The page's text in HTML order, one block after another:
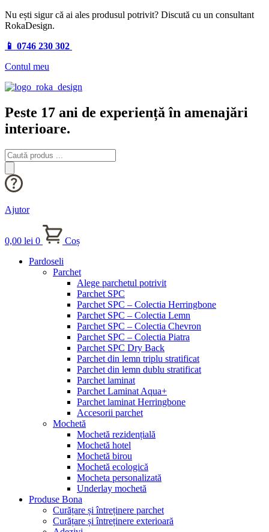
Nu ești sigur că ai ales produsul potrivit? Discută cu un consultant
RokaDesign.
📱 0746 230 302
Contul meu
Peste 17 ani de experiență în amenajări
interioare.
Products
search
Ajutor
0,00 lei 0
Coș
Pardoseli
Parchet
Alege parchetul potrivit
Parchet SPC
Parchet SPC – Colectia Herringbone
Parchet SPC – Colectia Lemn
Parchet SPC – Colectia Chevron
Parchet SPC – Colectia Piatra
Parchet SPC Dry Back
Parchet din lemn triplu stratificat
Parchet din lemn dublu stratificat
Parchet laminat
Parchet Laminat Aqua+
Parchet laminat Herringbone
Accesorii parchet
Mochetă
Mochetă rezidențială
Mochetă hotel
Mochetă birou
Mochetă ecologică
Mocheta personalizată
Underlay mochetă
Produse Bona
Curățare și întreținere parchet
Curățare și întreținere exterioară